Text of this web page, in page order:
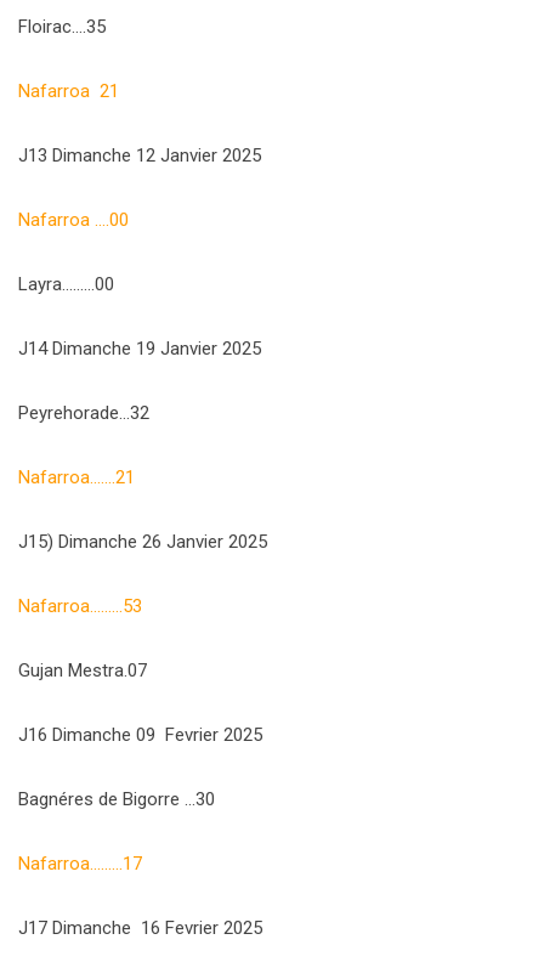
Floirac….35
Nafarroa 21
J13 Dimanche 12 Janvier 2025
Nafarroa ….00
Layra………00
J14 Dimanche 19 Janvier 2025
Peyrehorade…32
Nafarroa…….21
J15) Dimanche 26 Janvier 2025
Nafarroa………53
Gujan Mestra.07
J16 Dimanche 09 Fevrier 2025
Bagnéres de Bigorre …30
Nafarroa………17
J17 Dimanche 16 Fevrier 2025